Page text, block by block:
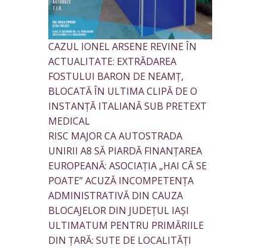
CAZUL IONEL ARSENE REVINE ÎN
ACTUALITATE: EXTRĂDAREA
FOSTULUI BARON DE NEAMȚ,
BLOCATĂ ÎN ULTIMA CLIPĂ DE O
INSTANȚĂ ITALIANĂ SUB PRETEXT
MEDICAL
RISC MAJOR CA AUTOSTRADA
UNIRII A8 SĂ PIARDĂ FINANȚAREA
EUROPEANĂ: ASOCIAȚIA „HAI CĂ SE
POATE” ACUZĂ INCOMPETENȚA
ADMINISTRATIVĂ DIN CAUZA
BLOCAJELOR DIN JUDEȚUL IAȘI
ULTIMATUM PENTRU PRIMĂRIILE
DIN ȚARĂ: SUTE DE LOCALITĂȚI